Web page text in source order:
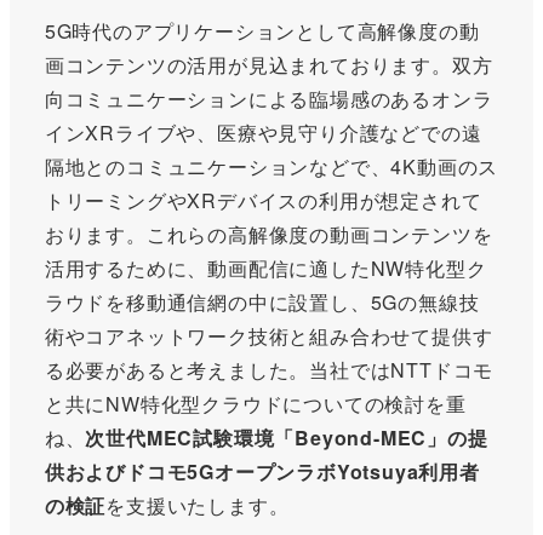
5G時代のアプリケーションとして高解像度の動
画コンテンツの活用が見込まれております。双方
向コミュニケーションによる臨場感のあるオンラ
インXRライブや、医療や見守り介護などでの遠
隔地とのコミュニケーションなどで、4K動画のス
トリーミングやXRデバイスの利用が想定されて
おります。これらの高解像度の動画コンテンツを
活用するために、動画配信に適したNW特化型ク
ラウドを移動通信網の中に設置し、5Gの無線技
術やコアネットワーク技術と組み合わせて提供す
る必要があると考えました。当社ではNTTドコモ
と共にNW特化型クラウドについての検討を重
ね、 次世代MEC試験環境「Beyond-MEC」の提
供およびドコモ5GオープンラボYotsuya利用者
の検証を支援いたします。